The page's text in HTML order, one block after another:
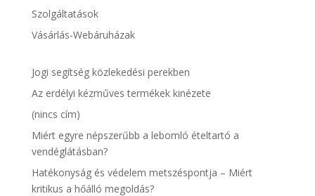
Szolgáltatások
Vásárlás-Webáruházak
Jogi segítség közlekedési perekben
Az erdélyi kézműves termékek kinézete
(nincs cím)
Miért egyre népszerűbb a lebomló ételtartó a
vendéglátásban?
Hatékonyság és védelem metszéspontja – Miért
kritikus a hőálló megoldás?